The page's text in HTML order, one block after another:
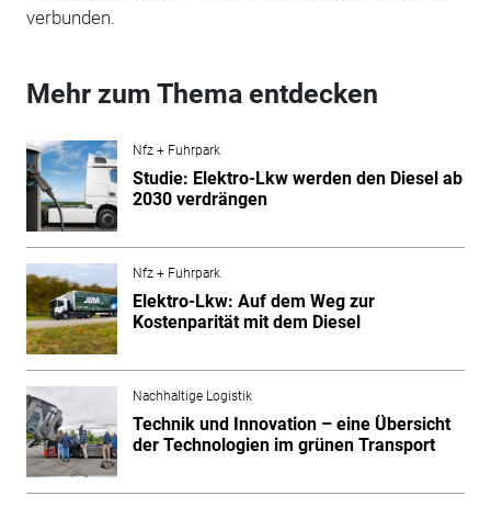
verbunden.
Mehr zum Thema entdecken
Nfz + Fuhrpark
Studie: Elektro-Lkw werden den Diesel ab
2030 verdrängen
Nfz + Fuhrpark
Elektro-Lkw: Auf dem Weg zur
Kostenparität mit dem Diesel
Nachhaltige Logistik
Technik und Innovation – eine Übersicht
der Technologien im grünen Transport